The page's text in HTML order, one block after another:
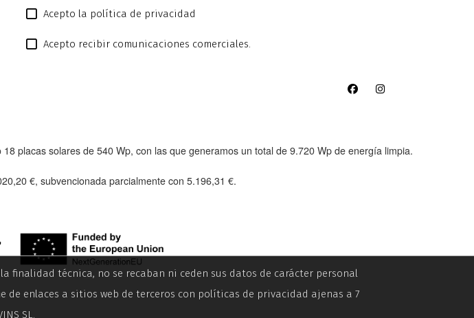
Acepto la política de privacidad
Acepto recibir comunicaciones comerciales.
18 placas solares de 540 Wp, con las que generamos un total de 9.720 Wpde energía limpia.
€, subvencionada parcialmente con 5.196,31 €.
técnica, no se recaban ni ceden sus datos de carácter personal
enlaces a sitios web de terceros con políticas de privacidad ajenas a 7
SL.